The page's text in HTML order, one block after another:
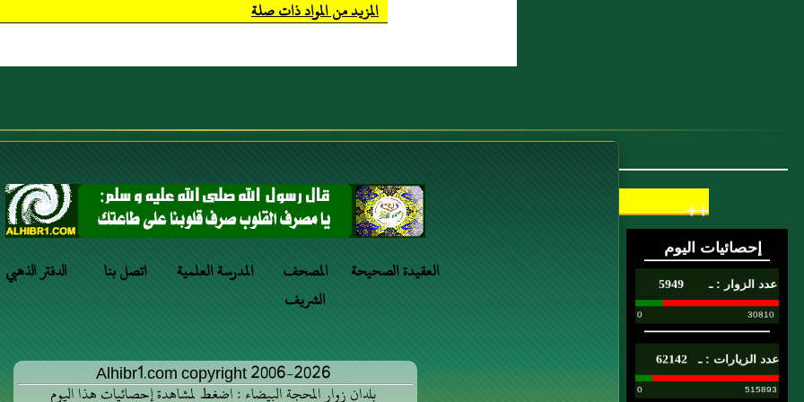
المزيد من المواد ذات صلة
الدفتر الذهبي اتصل بنا المدرسة العلمية
المصحف
الشريف
العقيدة الصحيحة
Alhibr1.com copyright 2006-2026
بلدان زوار المحجة البيضاء : اضغط لمشاهدة إحصائيات هذا اليوم
++